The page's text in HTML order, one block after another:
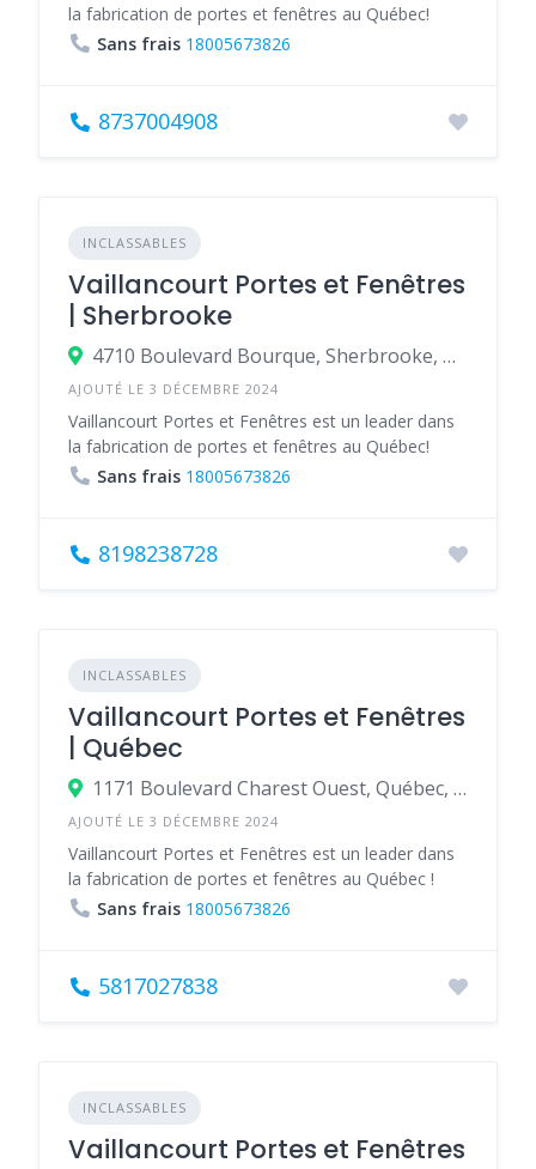
la fabrication de portes et fenêtres au Québec!
Sans frais 18005673826
8737004908
INCLASSABLES
Vaillancourt Portes et Fenêtres
| Sherbrooke
4710 Boulevard Bourque, Sherbrooke, Québec J1N 2A8, Canada
AJOUTÉ LE 3 DÉCEMBRE 2024
Vaillancourt Portes et Fenêtres est un leader dans
la fabrication de portes et fenêtres au Québec!
Sans frais 18005673826
8198238728
INCLASSABLES
Vaillancourt Portes et Fenêtres
| Québec
1171 Boulevard Charest Ouest, Québec, Québec G1N 2C9, Canada
AJOUTÉ LE 3 DÉCEMBRE 2024
Vaillancourt Portes et Fenêtres est un leader dans
la fabrication de portes et fenêtres au Québec !
Sans frais 18005673826
5817027838
INCLASSABLES
Vaillancourt Portes et Fenêtres